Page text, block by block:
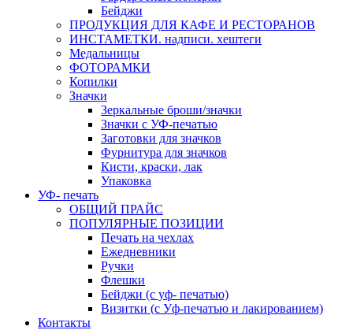
Бейджи
ПРОДУКЦИЯ ДЛЯ КАФЕ И РЕСТОРАНОВ
ИНСТАМЕТКИ. надписи. хештеги
Медальницы
ФОТОРАМКИ
Копилки
Значки
Зеркальные броши/значки
Значки с УФ-печатью
Заготовки для значков
Фурнитура для значков
Кисти, краски, лак
Упаковка
УФ- печать
ОБЩИЙ ПРАЙС
ПОПУЛЯРНЫЕ ПОЗИЦИИ
Печать на чехлах
Ежедневники
Ручки
Флешки
Бейджи (с уф- печатью)
Визитки (с Уф-печатью и лакированием)
Контакты